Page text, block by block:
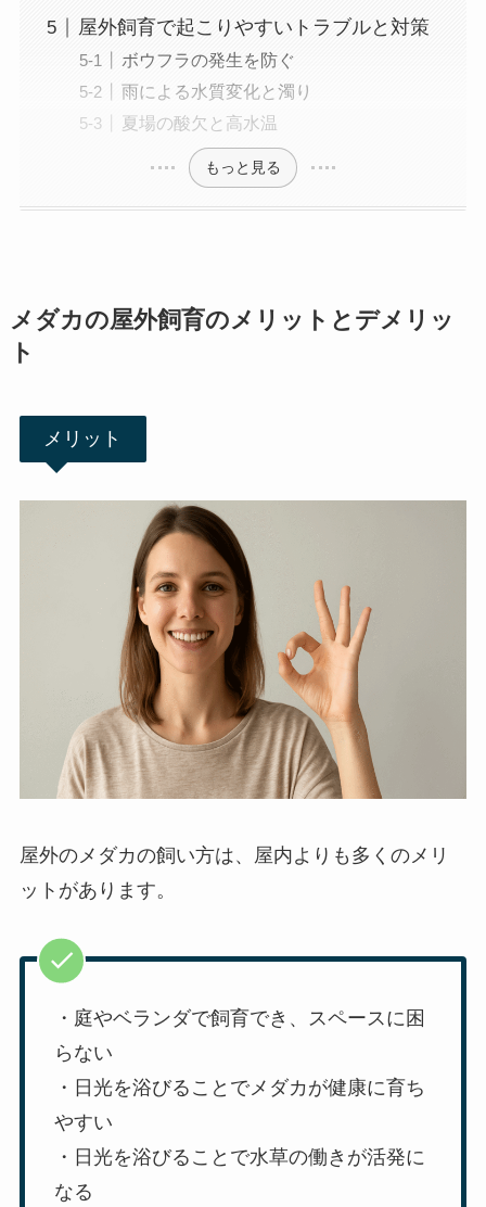
屋外飼育で起こりやすいトラブルと対策
ボウフラの発生を防ぐ
雨による水質変化と濁り
夏場の酸欠と高水温
もっと見る
メダカの屋外飼育のメリットとデメリッ
ト
メリット
屋外のメダカの飼い方は、屋内よりも多くのメリ
ットがあります。
・庭やベランダで飼育でき、スペースに困
らない
・日光を浴びることでメダカが健康に育ち
やすい
・日光を浴びることで水草の働きが活発に
なる